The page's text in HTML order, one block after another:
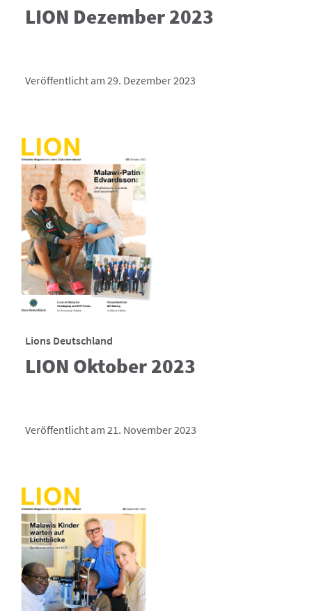
LION Dezember 2023
Veröffentlicht am 29. Dezember 2023
Lions Deutschland
LION Oktober 2023
Veröffentlicht am 21. November 2023